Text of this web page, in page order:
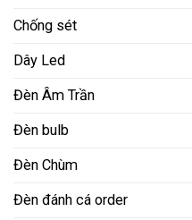
Chống sét
Dây Led
Đèn Âm Trần
Đèn bulb
Đèn Chùm
Đèn đánh cá order